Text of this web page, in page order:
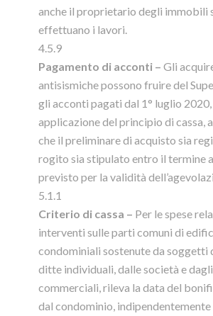
anche il proprietario degli immobili
effettuano i lavori.
4.5.9
Pagamento di acconti – Gli
antisismiche possono fruire del
gli acconti pagati dal 1° luglio 2020,
applicazione del principio di cassa,
che il preliminare di acquisto sia
rogito sia stipulato entro il termine
previsto per la validità
5.1.1
Criterio di cassa – Per le spese
interventi sulle parti comuni di
condominiali sostenute da soggetti
ditte individuali, dalle società e
commerciali, rileva la data del
dal condominio,